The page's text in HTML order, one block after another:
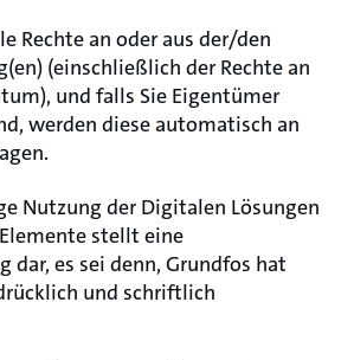
Rechte an oder aus der/den
(einschließlich der Rechte an
und falls Sie Eigentümer
werden diese automatisch an
Nutzung der Digitalen Lösungen
stellt eine
dar, es sei denn, Grundfos hat
und schriftlich